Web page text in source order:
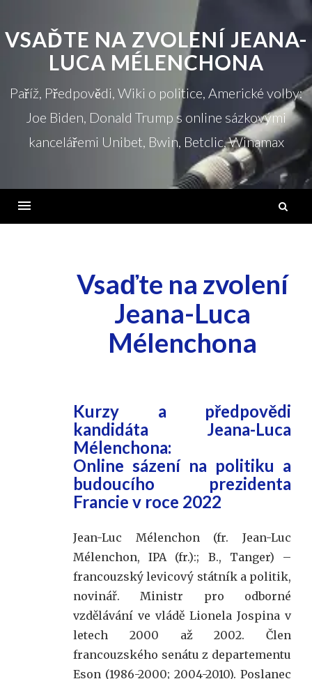
na
obsah
VSAĎTE NA ZVOLENÍ JEANA-
LUCA MÉLENCHONA
Paříž, Předpovědi, Wiki o politice, Americké volby:
Joe Biden, Donald Trump s online sázkovými
kancelářemi Unibet, Bwin, Betclic, Winamax
Vsaďte na zvolení
Jeana-Luca
Mélenchona
Kurzy a předpovědi
kandidáta Jeana-Luca
Mélenchona:
Online sázení na politiku a
budoucího prezidenta
Francie v roce 2022
Jean-Luc Mélenchon (fr. Jean-Luc
Mélenchon, IPA (fr.):; B., Tanger) –
francouzský levicový státník a politik,
novinář. Ministr pro odborné
vzdělávání ve vládě Lionela Jospina v
letech 2000 až 2002. Člen
francouzského senátu z departementu
Eson (1986-2000; 2004-2010). Poslanec